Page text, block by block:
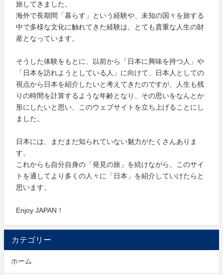
旅してきました。
海外で長期間「暮らす」という経験や、未知の国々を旅する
中で多様な文化に触れてきた経験は、とても貴重な人生の財
産となっています。
そうした体験をもとに、以前から「日本に興味を持つ人」や
「日本を訪れようとしている人」に向けて、日本人としての
視点から日本を紹介したいと考えてきたのですが、人生も残
りの時間を計算するような年齢となり、その思いをなんとか
形にしたいと思い、このウェブサイトを立ち上げることにし
ました。
日本には、まだまだ知られていない魅力がたくさんありま
す。
これからも自分自身の「発見の旅」を続けながら、このサイ
トを通してより多くの人々に「日本」を紹介していけたらと
思います。
Enjoy JAPAN！
カテゴリー
ホーム